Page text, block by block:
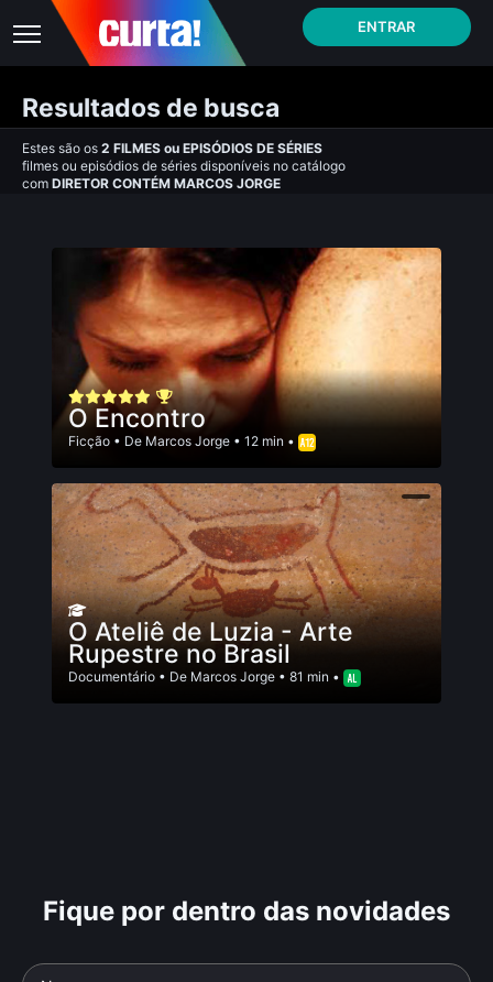
ENTRAR
Resultados de busca
Estes são os 2 FILMES ou EPISÓDIOS DE SÉRIES
filmes ou episódios de séries disponíveis no catálogo
com DIRETOR CONTÉM MARCOS JORGE
O Encontro
Ficção • De Marcos Jorge • 12 min •
O Ateliê de Luzia - Arte
Rupestre no Brasil
Documentário • De Marcos Jorge • 81 min •
Fique por dentro das novidades